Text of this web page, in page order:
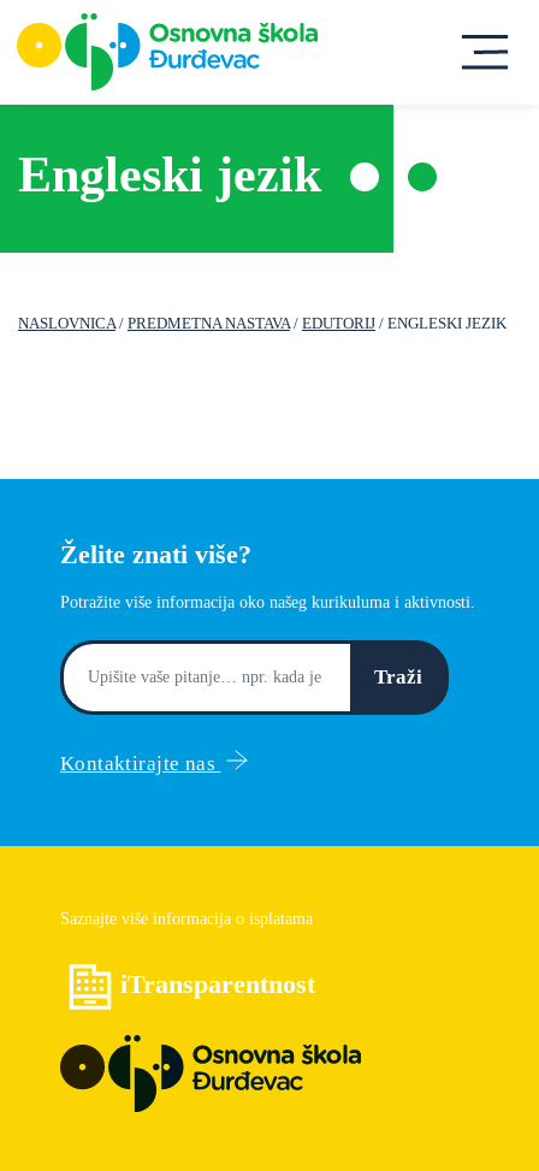
Engleski jezik
NASLOVNICA/ PREDMETNA NASTAVA/ EDUTORIJ / ENGLESKI JEZIK
Želite znati više?
Potražite više informacija oko našeg kurikuluma i aktivnosti.
Traži
Kontaktirajte nas
Saznajte više informacija o isplatama
iTransparentnost